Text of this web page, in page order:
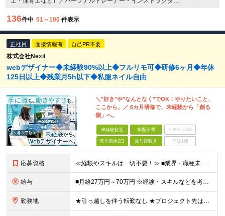
務・管理部門系関連職／総務／経営企画・事業企画／人事・労
務管理／経理／会計・財務／知的財産・法務／購買・資材調達
／Webディレクター・Webプロデューサー／Webデザイナー・
コーダー・コンテンツ企画／ゲームクリエイター・ゲームプラ
ンナー／出版・広告・印刷関連／ファッション・インテリア関
連／映像・音響・イベント関連／その他クリエイティブ関連／
マーケティング・営業企画／商品開発・商品企画／バイヤー・
マーチャンダイザー／広報・IR／金融アナリスト・トレーダ
ー・商品開発／ファイナンシャルプランナー・資産運用／その
他金融関連専門職／不動産関連専門職／翻訳・通訳／従業員
100名以下
136件中 51～100 件表示
正社員 面接情報有 自己PR不要
株式会社Nexil
webデザイナー◆未経験90%以上◆フルリモ可◆研修6ヶ月◆年休
125日以上◆残業月5h以下◆私服ネイル自由
＼"好き"や"なんとなく"でOK！やりたいこと、
ここから。／ 6カ月研修で、未経験から「創る
側」へ。
未経験歓迎 学歴不問 ベテランOK
完全週休2日 賞与複数月 面接1回
応募資格 ≪経験やスキルは一切不要！≫ ■業界・職種未経験OK ■第二新卒歓迎 ■学歴不問 ■35歳以下の方（※若年層の長期キャリア形成を図るため） ＼こんな方は、Nexilにぴったりです／ □「やりたいこと
給与 ■月給27万円～70万円 ※経験・スキルなどを考慮して決定します。 ※上記金額には固定残業代（月15時間相当分／26,300円～73,500円）を含みます。 超過分は別途支給します。 ★最大200万
勤務地 ★引っ越しを伴う転勤なし ★プロジェクト先は希望やスキルを考慮して決定 本社もしくは東京23区を中心とした 神奈川・千葉・埼玉の各プロジェクト先の勤務となります。 【東京本社】 東京都渋谷区渋谷2